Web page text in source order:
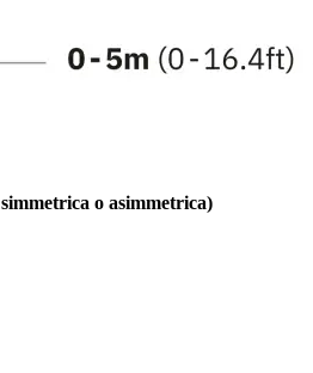
o asimmetrica)